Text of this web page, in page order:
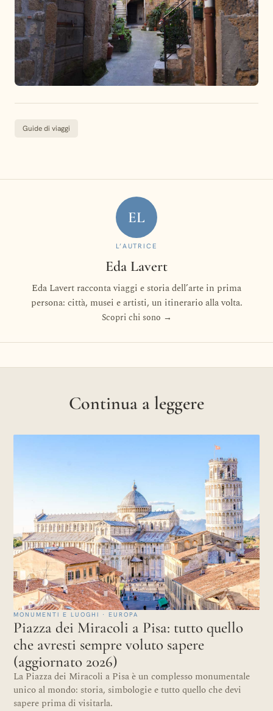
Guide di viaggi
EL
L’AUTRICE
Eda Lavert
Eda Lavert racconta viaggi e storia dell’arte in prima
persona: città, musei e artisti, un itinerario alla volta.
Scopri chi sono →
Continua a leggere
MONUMENTI E LUOGHI · EUROPA
Piazza dei Miracoli a Pisa: tutto quello
che avresti sempre voluto sapere
(aggiornato 2026)
La Piazza dei Miracoli a Pisa è un complesso monumentale
unico al mondo: storia, simbologie e tutto quello che devi
sapere prima di visitarla.